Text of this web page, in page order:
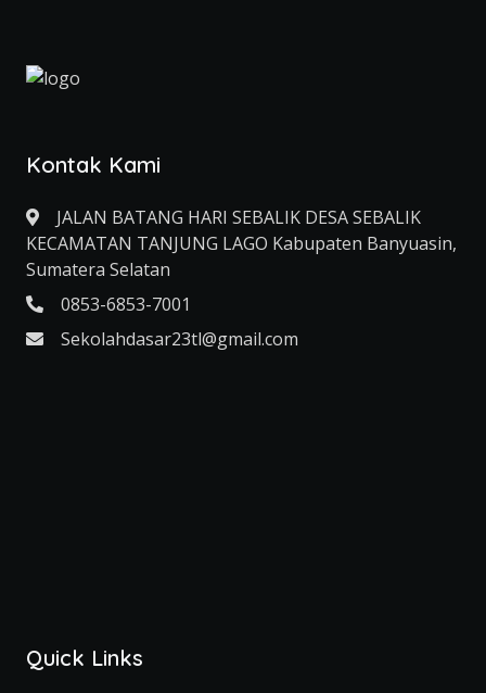
Kontak Kami
JALAN BATANG HARI SEBALIK DESA SEBALIK
KECAMATAN TANJUNG LAGO Kabupaten Banyuasin,
Sumatera Selatan
0853-6853-7001
Sekolahdasar23tl@gmail.com
Quick Links